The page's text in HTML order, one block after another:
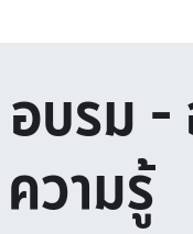
อบรม
ความรู้